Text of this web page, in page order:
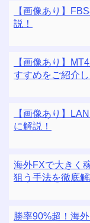
【画像あり】
説！
【画像あり】
すすめをご紹介し
【画像あり】
に解説！
海外FXで大きく
狙う手法を徹底解
勝率90%超！海